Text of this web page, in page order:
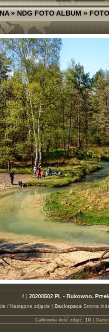
»NDG FOTO ALBUM»
4 | 20200502 PL - Bukowno.
/ Następne zdjęcie | Backspace Strona
Całkowita ilość zdjęć: 10 |